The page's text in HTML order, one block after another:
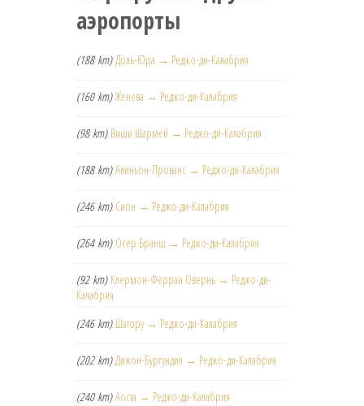
аэропорты
(188 km) Доль-Юра → Реджо-ди-Калабрия
(160 km) Женева → Реджо-ди-Калабрия
(98 km) Виши Шармей → Реджо-ди-Калабрия
(188 km) Авиньон-Прованс → Реджо-ди-Калабрия
(246 km) Сион → Реджо-ди-Калабрия
(264 km) Осер Бранш → Реджо-ди-Калабрия
(92 km) Клермон-Ферран Овернь → Реджо-ди-
Калабрия
(246 km) Шатору → Реджо-ди-Калабрия
(202 km) Дижон-Бургундия → Реджо-ди-Калабрия
(240 km) Аоста → Реджо-ди-Калабрия